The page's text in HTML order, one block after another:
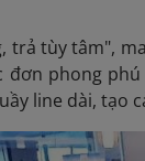
trả tùy tâm",
phong
line dài, tạo